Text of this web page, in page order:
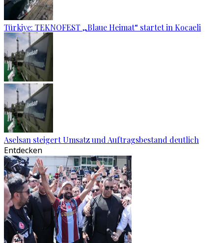
Türkiye: TEKNOFEST „Blaue Heimat“ startet in Kocaeli
Aselsan steigert Umsatz und Auftragsbestand deutlich
Entdecken